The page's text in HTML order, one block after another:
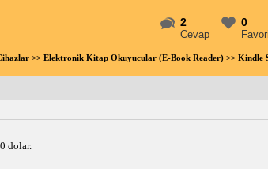
2
Cevap
0
Favori
>> Elektronik Kitap Okuyucular (E-Book Reader)>> Kindle
dolar.